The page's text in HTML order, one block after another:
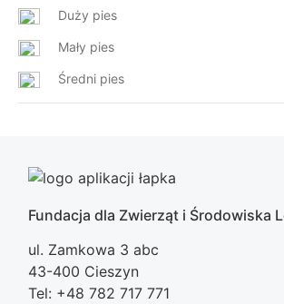
Duży pies
Mały pies
Średni pies
Fundacja dla Zwierząt i Środowiska
ul. Zamkowa 3 abc
43-400 Cieszyn
Tel: +48 782 717 771